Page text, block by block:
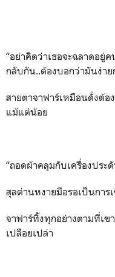
“อย่าคิดว่าเธอจะฉลาดอยู่
กลับกัน..ต้องบอกว่ามันง่าย
สายตาจาฟาร์เหมือนดั่งต้อ
แม้แต่น้อย
“ถอดผ้าคลุมกับเครื่องปร
สุลต่านหงายมือรอเป็นการ
จาฟาร์ทิ้งทุกอย่างตามที่เข
เปลือยเปล่า